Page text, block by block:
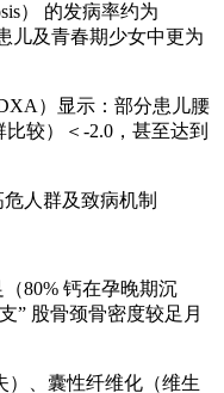
） 的发病率约为
儿及青春期少女中更为
）显示：部分患儿腰
较）＜-2.0，甚至达到
人群及致病机制
80% 钙在孕晚期沉
” 股骨颈骨密度较足月
）、囊性纤维化（维生